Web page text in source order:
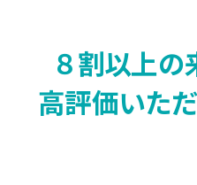
８割以上
高評価いた